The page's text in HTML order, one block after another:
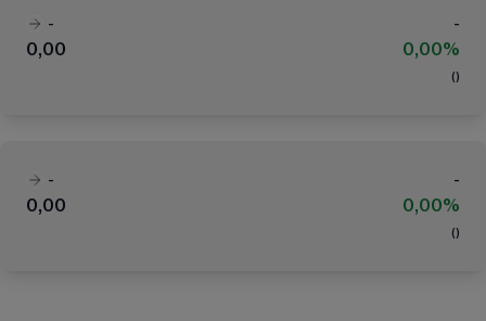
-
-
0,00
0,00%
( )
-
-
0,00
0,00%
( )